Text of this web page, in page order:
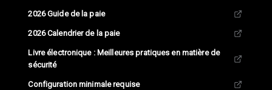
2026 Guide de la paie
2026 Calendrier de la paie
Livre électronique : Meilleures pratiques en matière de
sécurité
Configuration minimale requise